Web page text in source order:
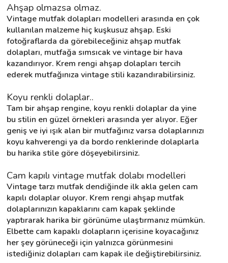
Blog
Ahşap olmazsa olmaz.
Vintage mutfak dolapları modelleri arasında en çok
kullanılan malzeme hiç kuşkusuz ahşap. Eski
fotoğraflarda da görebileceğiniz ahşap mutfak
dolapları, mutfağa sımsıcak ve vintage bir hava
kazandırıyor. Krem rengi ahşap dolapları tercih
ederek mutfağınıza vintage stili kazandırabilirsiniz.
Koyu renkli dolaplar..
Tam bir ahşap rengine, koyu renkli dolaplar da yine
bu stilin en güzel örnekleri arasında yer alıyor. Eğer
geniş ve iyi ışık alan bir mutfağınız varsa dolaplarınızı
koyu kahverengi ya da bordo renklerinde dolaplarla
bu harika stile göre döşeyebilirsiniz.
Cam kapılı vintage mutfak dolabı modelleri
Vintage tarzı mutfak dendiğinde ilk akla gelen cam
kapılı dolaplar oluyor. Krem rengi ahşap mutfak
dolaplarınızın kapaklarını cam kapak şeklinde
yaptırarak harika bir görünüme ulaştırmanız mümkün.
Elbette cam kapaklı dolapların içerisine koyacağınız
her şey görüneceği için yalnızca görünmesini
istediğiniz dolapları cam kapak ile değiştirebilirsiniz.